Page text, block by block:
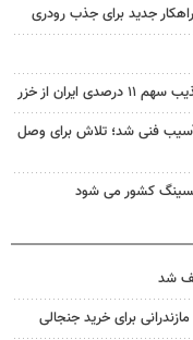
جدید برای جذب رودری
از خزر
آسیب فنی شد؛ تلاش برای وصل
کشور می شود
برای خرید جنجالی